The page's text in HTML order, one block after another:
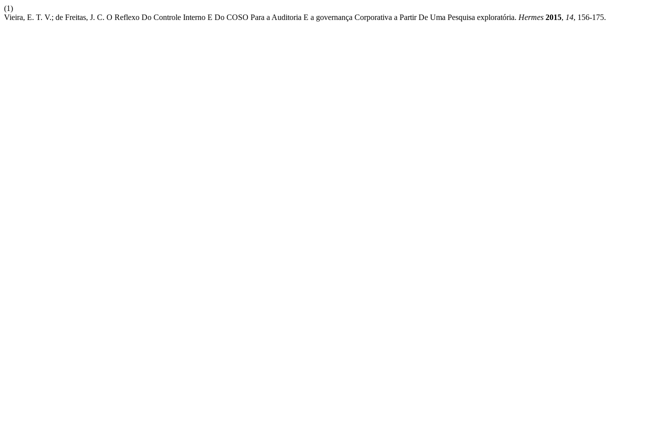
(1)
Vieira, E. T. V.; de Freitas, J. C. O Reflexo Do Controle Interno E Do COSO Para a Auditoria E a governança Corporativa a Partir De Uma Pesquisa exploratória. Hermes 2015, 14, 156-175.